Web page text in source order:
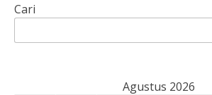
Cari
Agustus 2026